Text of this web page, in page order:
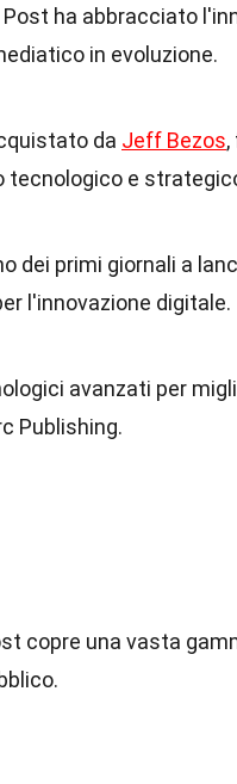
ha abbracciato
in evoluzione.
da Jeff Bezos
tecnologico e
dei primi giornali a
l'innovazione digitale.
avanzati per
Publishing.
copre una vasta